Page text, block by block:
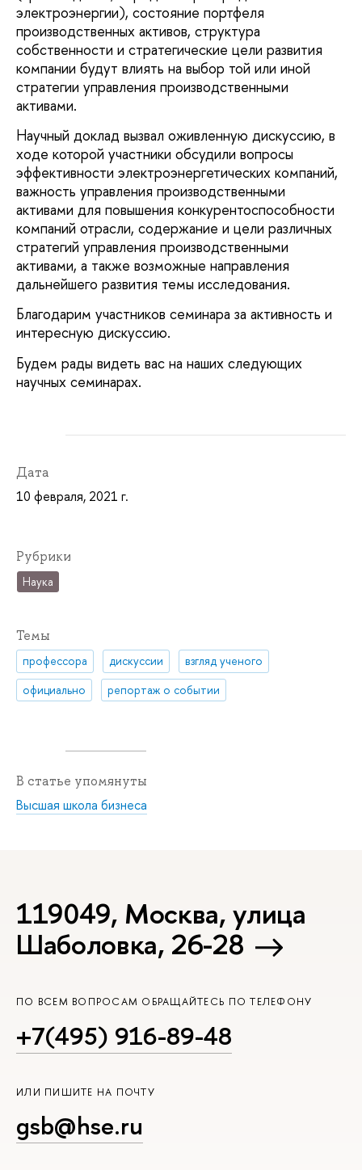
электроэнергии), состояние портфеля
производственных активов, структура
собственности и стратегические цели развития
компании будут влиять на выбор той или иной
стратегии управления производственными
активами.
Научный доклад вызвал оживленную дискуссию, в
ходе которой участники обсудили вопросы
эффективности электроэнергетических компаний,
важность управления производственными
активами для повышения конкурентоспособности
компаний отрасли, содержание и цели различных
стратегий управления производственными
активами, а также возможные направления
дальнейшего развития темы исследования.
Благодарим участников семинара за активность и
интересную дискуссию.
Будем рады видеть вас на наших следующих
научных семинарах.
Дата
10 февраля, 2021 г.
Рубрики
Наука
Темы
профессора дискуссии
взгляд ученого
официально
репортаж о событии
В статье упомянуты
Высшая школа бизнеса
119049, Москва, улица
Шаболовка, 26-28
ПО ВСЕМ ВОПРОСАМ ОБРАЩАЙТЕСЬ ПО ТЕЛЕФОНУ
+7(495) 916-89-48
ИЛИ ПИШИТЕ НА ПОЧТУ
gsb@hse.ru